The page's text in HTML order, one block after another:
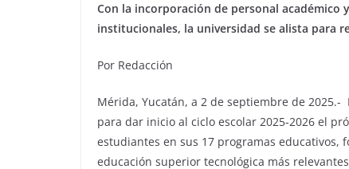
Con la incorporación de personal
institucionales, la universidad se alista para
Por Redacción
Mérida, Yucatán, a 2 de septiembre de
para dar inicio al ciclo escolar 2025-2026 el
estudiantes en sus 17 programas educativos,
educación superior tecnológica más